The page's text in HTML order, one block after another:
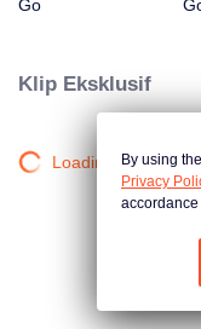
Go
Klip Eksklusif
Loading…By using
Privacy